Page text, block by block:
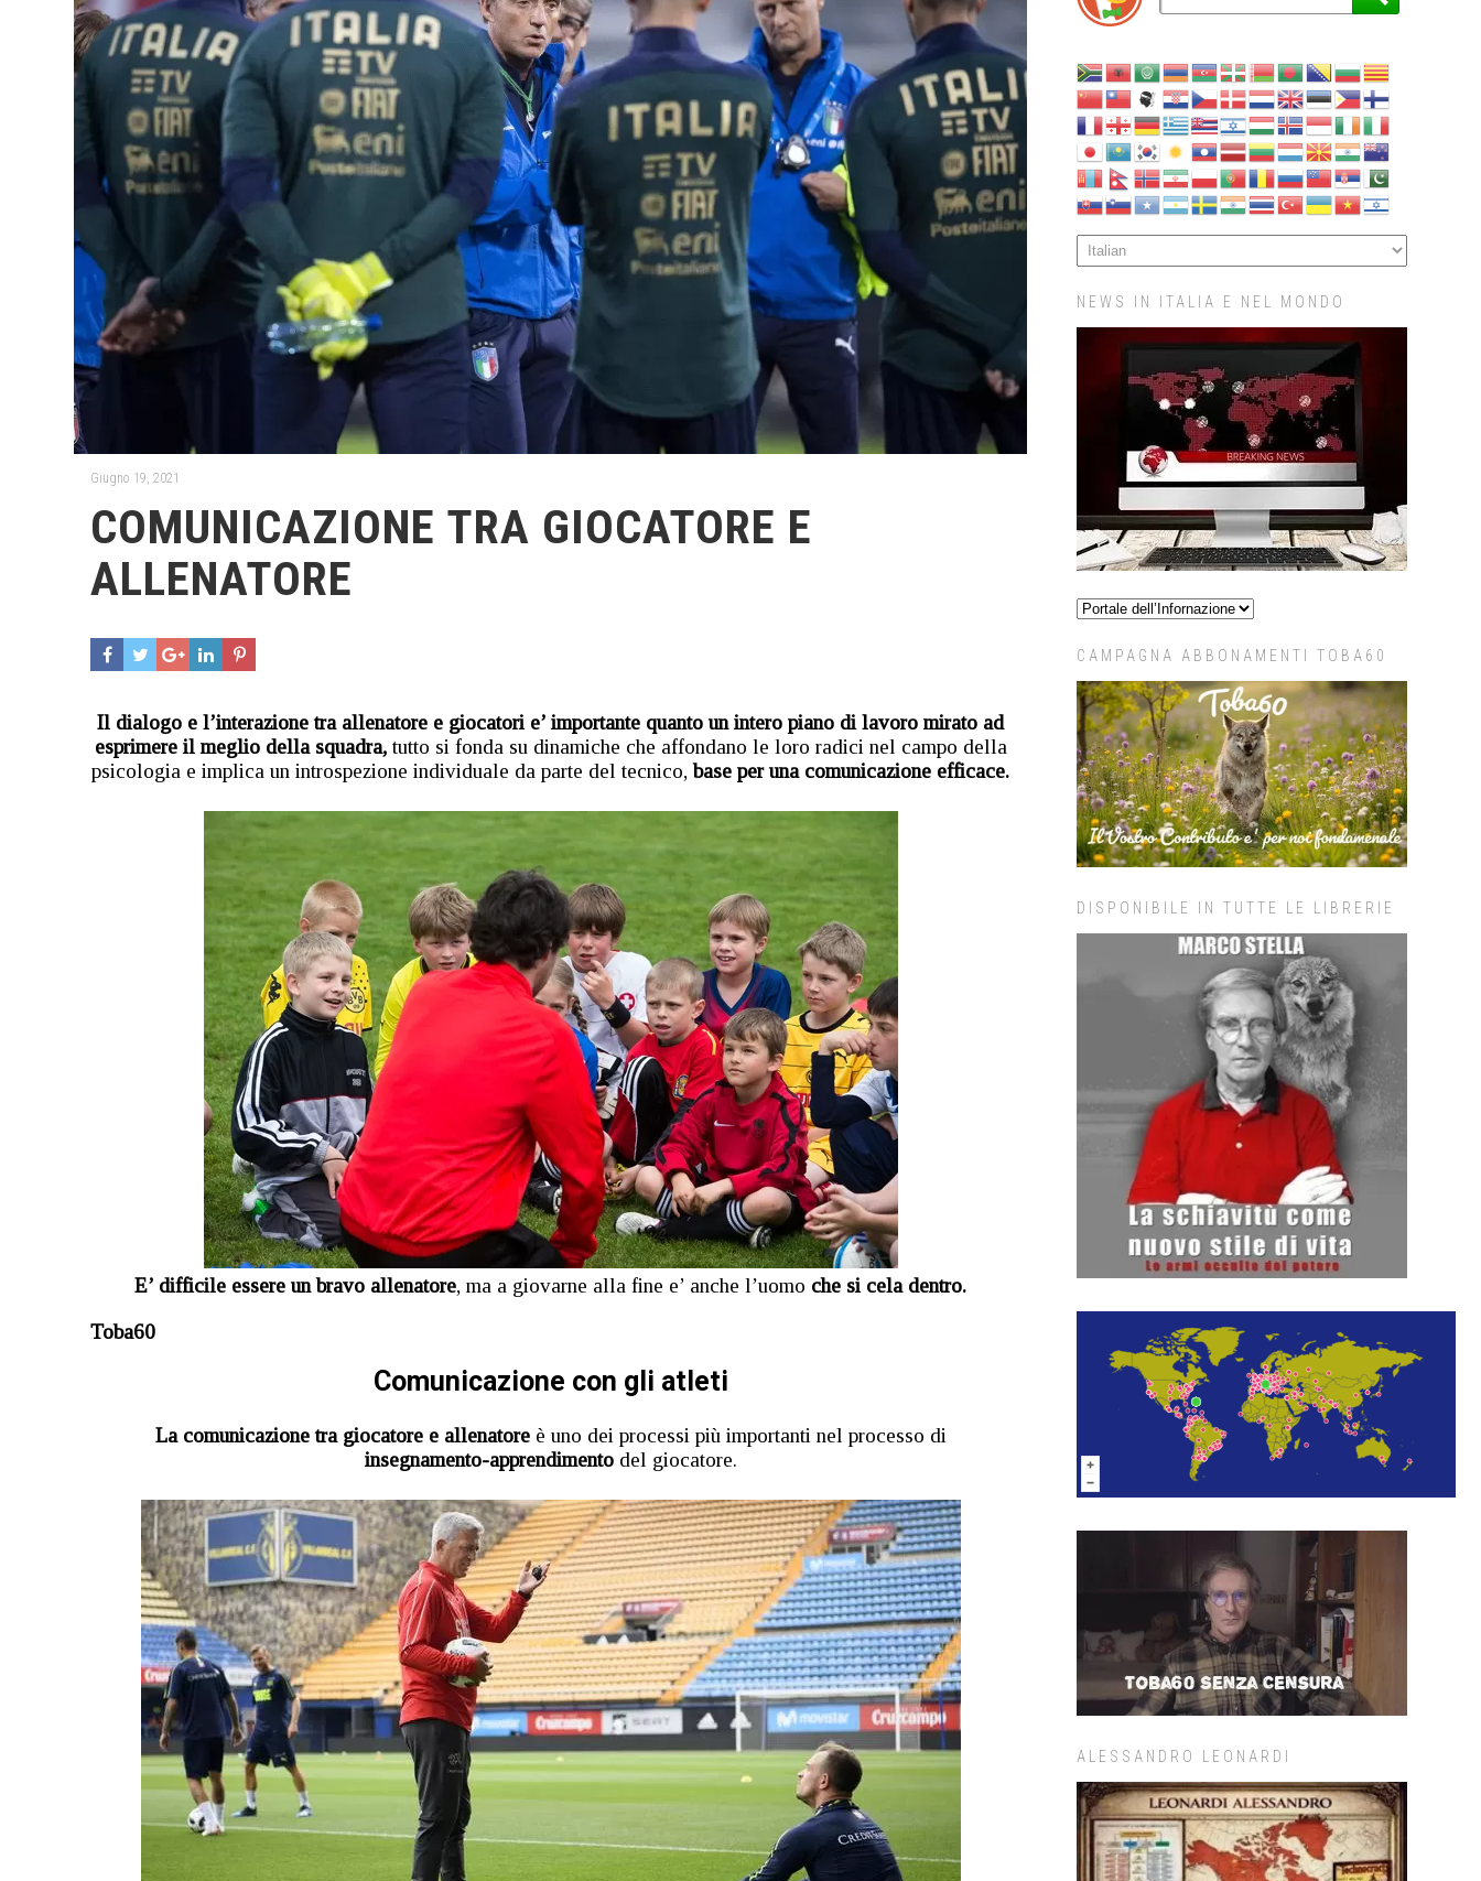
Giugno 19, 2021
COMUNICAZIONE TRA GIOCATORE E
ALLENATORE
Il dialogo e l’interazione tra allenatore e giocatori e’ importante quanto un intero piano di lavoro mirato ad
esprimere il meglio della squadra,tutto si fonda su dinamiche che affondano le loro radici nel campo della
psicologia e implica un introspezione individuale da parte del tecnico,base per una comunicazione efficace.
E’ difficile essere un bravo allenatore, ma a giovarne alla fine e’ anche l’uomo che si cela dentro.
Toba60
Comunicazione con gli atleti
La comunicazione tra giocatore e allenatore è uno dei processi più importanti nel processo di
insegnamento-apprendimentodel giocatore.
NEWS IN ITALIA E NEL MONDO
CAMPAGNA ABBONAMENTI TOBA60
DISPONIBILE IN TUTTE LE LIBRERIE
ALESSANDRO LEONARDI